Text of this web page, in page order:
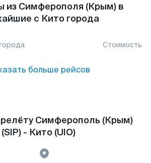
из Симферополя (Крым) в
с Кито города
Стоимость
больше рейсов
Симферополь (Крым)
(SIP) - Кито (UIO)